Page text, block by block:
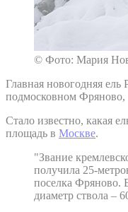
© Фото: Мария
Главная новогодняя ель
подмосковном Фряново,
Стало известно, какая
площадь в Москве.
"Звание
получила 25-
поселка Фряново.
диаметр ствола –